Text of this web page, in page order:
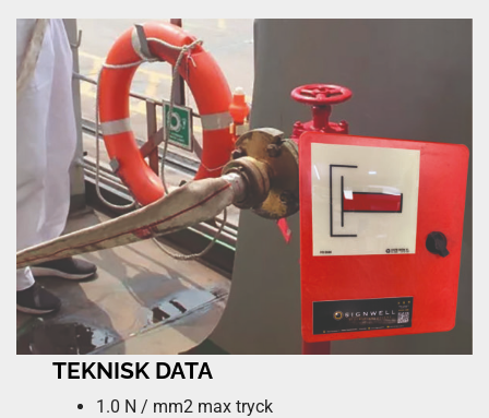
TEKNISK DATA
1.0 N / mm2 max tryck